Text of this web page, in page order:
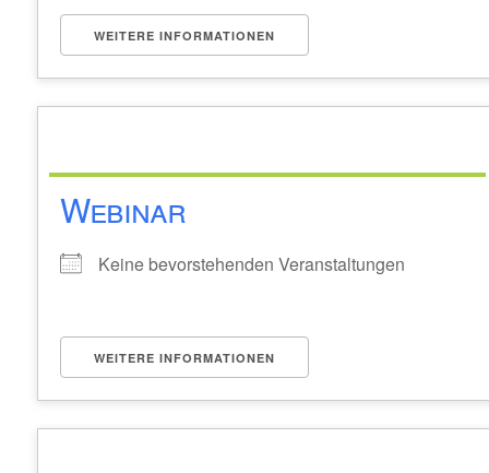
WEITERE INFORMATIONEN
Webinar
Keine bevorstehenden Veranstaltungen
WEITERE INFORMATIONEN